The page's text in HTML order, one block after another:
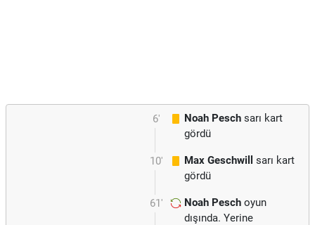
6' Noah Pesch sarı kart
gördü
10' Max Geschwill
sarı kart
gördü
61' Noah Pesch oyun
dışında. Yerine